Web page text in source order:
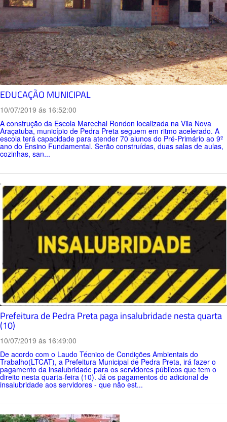
EDUCAÇÃO MUNICIPAL
10/07/2019 ás 16:52:00
A construção da Escola Marechal Rondon localizada na Vila Nova
Araçatuba, município de Pedra Preta seguem em ritmo acelerado. A
escola terá capacidade para atender 70 alunos do Pré-Primário ao 9º
ano do Ensino Fundamental. Serão construídas, duas salas de aulas,
cozinhas, san...
Prefeitura de Pedra Preta paga insalubridade nesta quarta
(10)
10/07/2019 ás 16:49:00
De acordo com o Laudo Técnico de Condições Ambientais do
Trabalho(LTCAT), a Prefeitura Municipal de Pedra Preta, irá fazer o
pagamento da insalubridade para os servidores públicos que tem o
direito nesta quarta-feira (10). Já os pagamentos do adicional de
insalubridade aos servidores - que não est...